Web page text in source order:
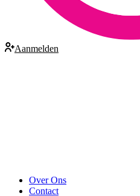
Aanmelden
Over Ons
Contact